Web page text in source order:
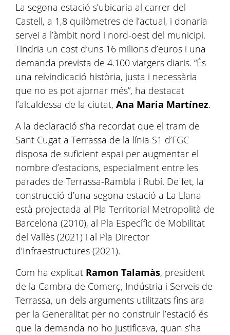
La segona estació s’ubicaria al carrer del
Castell, a 1,8 quilòmetres de l’actual, i donaria
servei a l’àmbit nord i nord-oest del municipi.
Tindria un cost d’uns 16 milions d’euros i una
demanda prevista de 4.100 viatgers diaris. “És
una reivindicació història, justa i necessària
que no es pot ajornar més”, ha destacat
l’alcaldessa de la ciutat, Ana Maria Martínez.
A la declaració s'ha recordat que el tram de
Sant Cugat a Terrassa de la línia S1 d’FGC
disposa de suficient espai per augmentar el
nombre d’estacions, especialment entre les
parades de Terrassa-Rambla i Rubí. De fet, la
construcció d’una segona estació a La Llana
està projectada al Pla Territorial Metropolità de
Barcelona (2010), al Pla Específic de Mobilitat
del Vallès (2021) i al Pla Director
d’Infraestructures (2021).
Com ha explicat Ramon Talamàs, president
de la Cambra de Comerç, Indústria i Serveis de
Terrassa, un dels arguments utilitzats fins ara
per la Generalitat per no construir l’estació és
que la demanda no ho justificava, quan s’ha